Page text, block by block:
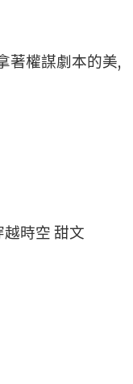
著權謀劇本的美,
時空 甜文